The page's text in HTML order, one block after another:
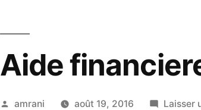
Aide
Publié
amrani août 19, 2016 Laisser